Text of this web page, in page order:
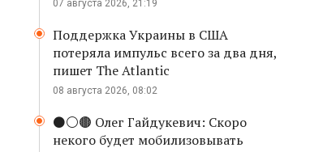
07 августа 2026, 21:19
Поддержка Украины в США
потеряла импульс всего за два дня,
пишет The Atlantic
08 августа 2026, 08:02
⚫️⚪️🟤 Олег Гайдукевич: Скоро
некого будет мобилизовывать